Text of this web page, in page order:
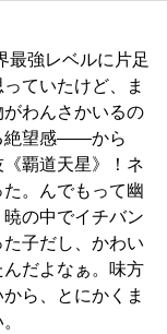
最強レベルに片足
ていたけど、ま
わんさかいるの
絶望感――から
覇道天星》！ネ
。んでもって幽
の中でイチバン
た子だし、かわい
だよなぁ。味方
ら、とにかくま